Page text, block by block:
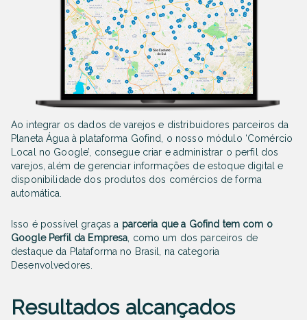
Ao integrar os dados de varejos e distribuidores parceiros da
Planeta Água à plataforma Gofind, o nosso módulo ‘Comércio
Local no Google’, consegue criar e administrar o perfil dos
varejos, além de gerenciar informações de estoque digital e
disponibilidade dos produtos dos comércios de forma
automática.
Isso é possível graças a parceria que a Gofind tem com o
Google Perfil da Empresa, como um dos parceiros de
destaque da Plataforma no Brasil, na categoria
Desenvolvedores.
Resultados alcançados